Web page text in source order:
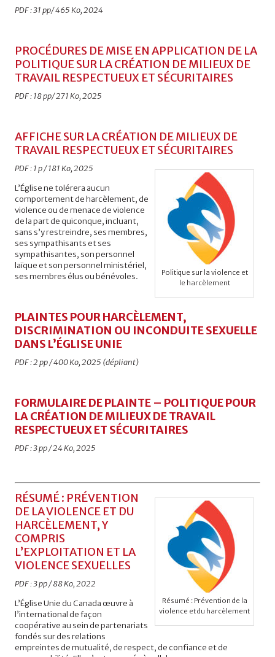
PDF : 31 pp/ 465 Ko, 2024
PROCÉDURES DE MISE EN APPLICATION DE LA
POLITIQUE SUR LA CRÉATION DE MILIEUX DE
TRAVAIL RESPECTUEUX ET SÉCURITAIRES
PDF : 18 pp/ 271 Ko, 2025
AFFICHE SUR LA CRÉATION DE MILIEUX DE
TRAVAIL RESPECTUEUX ET SÉCURITAIRES
Politique sur la violence et
le harcèlement
PDF : 1 p / 181 Ko, 2025
L’Église ne tolérera aucun
comportement de harcèlement, de
violence ou de menace de violence
de la part de quiconque, incluant,
sans s’y restreindre, ses membres,
ses sympathisants et ses
sympathisantes, son personnel
laïque et son personnel ministériel,
ses membres élus ou bénévoles.
PLAINTES POUR HARCÈLEMENT,
DISCRIMINATION OU INCONDUITE SEXUELLE
DANS L’ÉGLISE UNIE
PDF : 2 pp / 400 Ko, 2025 (dépliant)
FORMULAIRE DE PLAINTE – POLITIQUE POUR
LA CRÉATION DE MILIEUX DE TRAVAIL
RESPECTUEUX ET SÉCURITAIRES
PDF : 3 pp / 24 Ko, 2025
Résumé : Prévention de la
violence et du harcèlement
RÉSUMÉ : PRÉVENTION
DE LA VIOLENCE ET DU
HARCÈLEMENT, Y
COMPRIS
L’EXPLOITATION ET LA
VIOLENCE SEXUELLES
PDF : 3 pp / 88 Ko, 2022
L’Église Unie du Canada œuvre à
l’international de façon
coopérative au sein de partenariats
fondés sur des relations
empreintes de mutualité, de respect, de confiance et de